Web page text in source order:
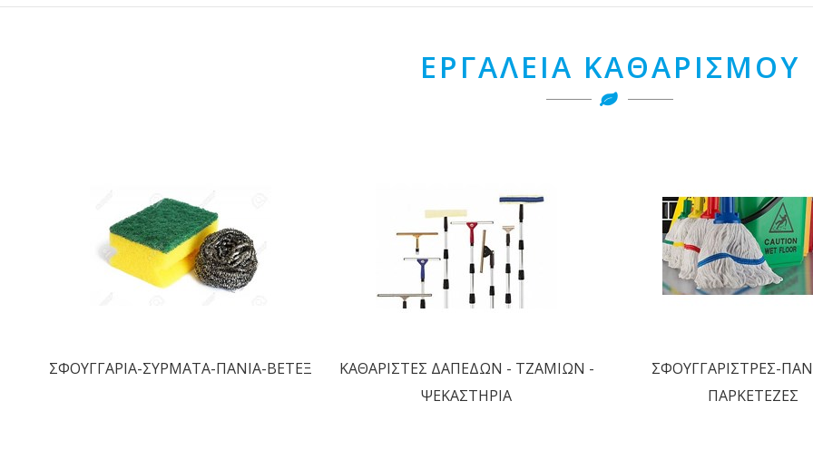
ΕΡΓΑΛΕΙΑ ΚΑΘΑΡΙΣΜΟΥ
ΣΦΟΥΓΓΑΡΙΑ-ΣΥΡΜΑΤΑ-ΠΑΝΙΑ-ΒΕΤΕΞ
ΚΑΘΑΡΙΣΤΕΣ ΔΑΠΕΔΩΝ - ΤΖΑΜΙΩΝ -
ΨΕΚΑΣΤΗΡΙΑ
ΣΦΟΥΓΓΑΡΙΣΤΡΕΣ-
ΠΑΡΚΕΤΕΖΕΣ